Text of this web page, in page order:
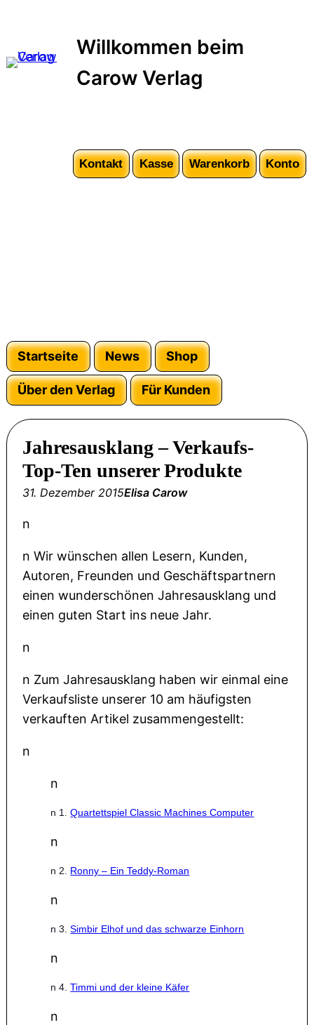
springen
Willkommen beim
Carow Verlag
Kontakt Kasse Warenkorb Konto
Startseite News Shop
Über den Verlag Für Kunden
Jahresausklang – Verkaufs-
Top-Ten unserer Produkte
31. Dezember 2015Elisa Carow
n
n Wir wünschen allen Lesern, Kunden,
Autoren, Freunden und Geschäftspartnern
einen wunderschönen Jahresausklang und
einen guten Start ins neue Jahr.
n
n Zum Jahresausklang haben wir einmal eine
Verkaufsliste unserer 10 am häufigsten
verkauften Artikel zusammengestellt:
n
n
n 1.Quartettspiel Classic Machines Computer
n
n 2. Ronny – Ein Teddy-Roman
n
n3.Simbir Elhof und das schwarze Einhorn
n
n4.Timmi und der kleine Käfer
n